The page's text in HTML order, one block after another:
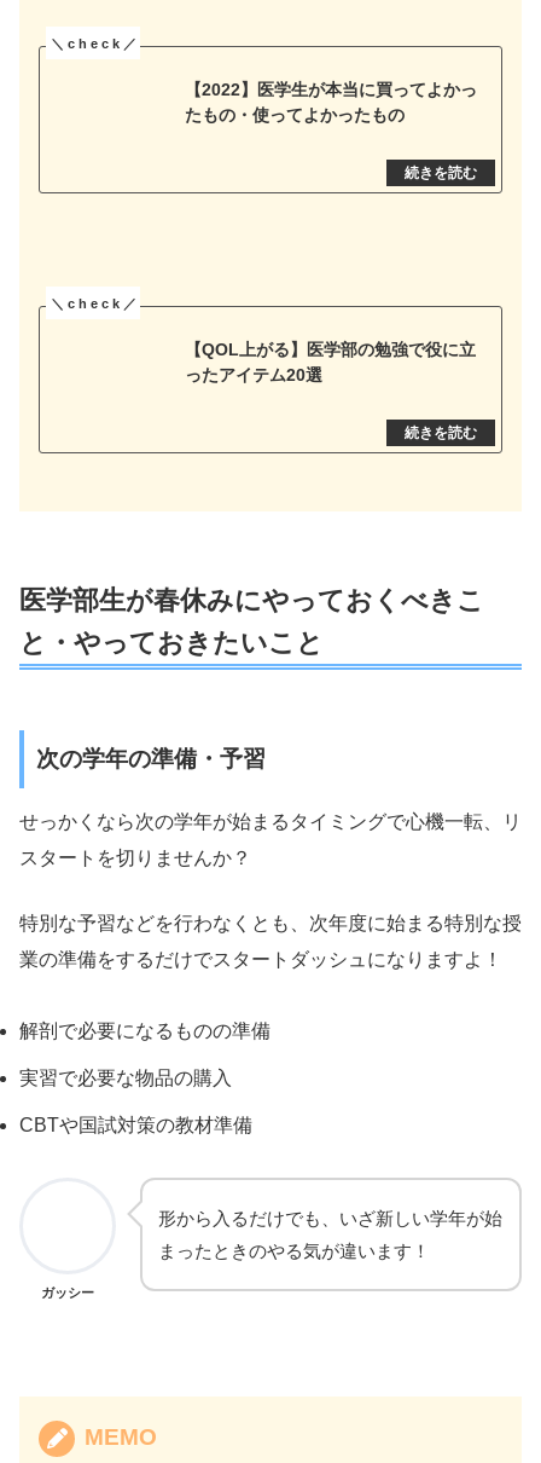
【2022】医学生が本当に買ってよかっ
たもの・使ってよかったもの
【QOL上がる】医学部の勉強で役に立
ったアイテム20選
医学部生が春休みにやっておくべきこ
と・やっておきたいこと
次の学年の準備・予習
せっかくなら次の学年が始まるタイミングで心機一転、リ
スタートを切りませんか？
特別な予習などを行わなくとも、次年度に始まる特別な授
業の準備をするだけでスタートダッシュになりますよ！
解剖で必要になるものの準備
実習で必要な物品の購入
CBTや国試対策の教材準備
ガッシー
形から入るだけでも、いざ新しい学年が始
まったときのやる気が違います！
MEMO